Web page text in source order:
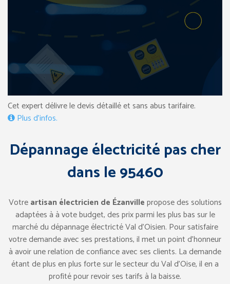
Cet expert délivre le devis détaillé et sans abus tarifaire.
Plus d’infos.
Dépannage électricité pas cher
dans le 95460
Votreartisan électricien de Ézanvillepropose des solutions
adaptées à à vote budget, des prix parmi les plus bas sur le
marché du dépannage électricté Val d’Oisien. Pour satisfaire
votre demande avec ses prestations, il met un point d’honneur
à avoir une relation de confiance avec ses clients. La demande
étant de plus en plus forte sur le secteur du Val d’Oise, il en a
profité pour revoir ses tarifs à la baisse.